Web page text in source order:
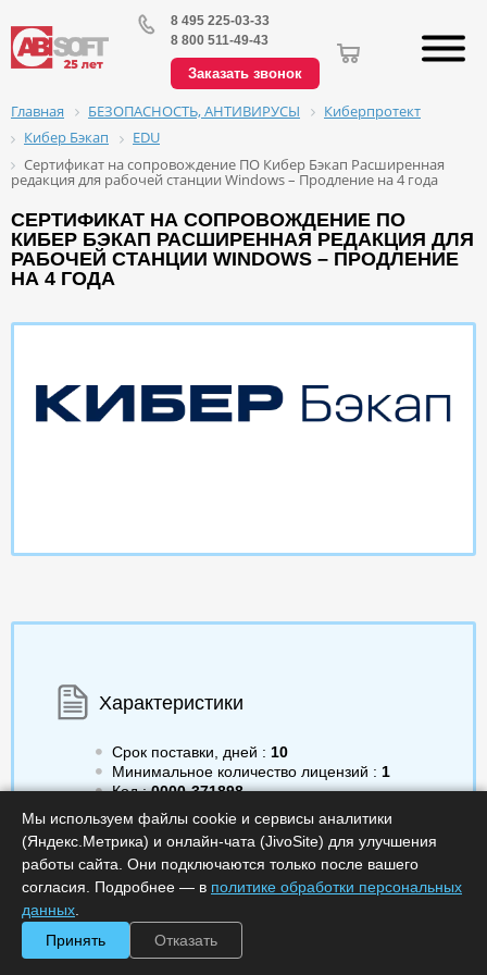
8 495 225-03-33
8 800 511-49-43
Заказать звонок
Главная БЕЗОПАСНОСТЬ, АНТИВИРУСЫ
Киберпротект
Кибер Бэкап
EDU
Сертификат на сопровождение ПО Кибер Бэкап Расширенная
редакция для рабочей станции Windows – Продление на 4 года
СЕРТИФИКАТ НА СОПРОВОЖДЕНИЕ ПО
КИБЕР БЭКАП РАСШИРЕННАЯ РЕДАКЦИЯ ДЛЯ
РАБОЧЕЙ СТАНЦИИ WINDOWS – ПРОДЛЕНИЕ
НА 4 ГОДА
Характеристики
Срок поставки, дней : 10
Минимальное количество лицензий : 1
Код :0000-371898
Артикул :
EPCACRN4
Обработка заказа :
в рабочее время
6 622.00
Мы используем файлы cookie и сервисы аналитики
(Яндекс.Метрика) и онлайн-чата (JivoSite) для улучшения
работы сайта. Они подключаются только после вашего
согласия. Подробнее — в политике обработки персональных
данных
Принять
Отказать